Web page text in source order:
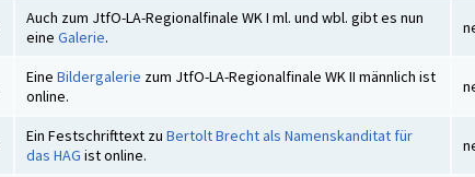
Auch zum JtfO-LA-Regionalfinale WK I ml. und wbl. gibt es nun
eine Galerie.
Eine Bildergalerie zum JtfO-LA-Regionalfinale WK II männlich ist
online.
Ein Festschrifttext zu Bertolt Brecht als Namenskanditat für
das HAG ist online.